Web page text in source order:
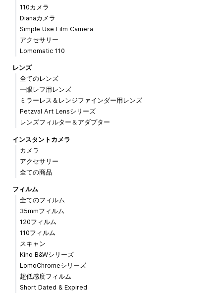
110カメラ
Dianaカメラ
Simple Use Film Camera
アクセサリー
Lomomatic 110
レンズ
全てのレンズ
一眼レフ用レンズ
ミラーレス＆レンジファインダー用レンズ
Petzval Art Lensシリーズ
レンズフィルター＆アダプター
インスタントカメラ
カメラ
アクセサリー
全ての商品
フィルム
全てのフィルム
35mmフィルム
120フィルム
110フィルム
スキャン
Kino B&Wシリーズ
LomoChromeシリーズ
超低感度フィルム
Short Dated & Expired